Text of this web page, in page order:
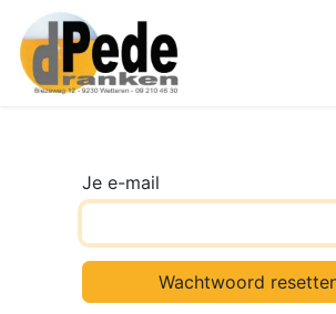
Je e-mail
Wachtwoord